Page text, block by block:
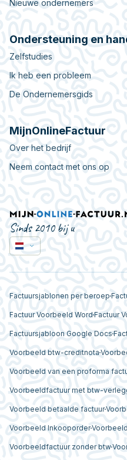
Nieuwe ondernemers
Ondersteuning en
Zelfstudies
Ik heb een probleem
De Ondernemersgids
MijnOnlineFactuur
Over het bedrijf
Neem contact met ons op
Sinds 2010 bij u
Factuursjablonen per beroep
Factuur Voorbeeld Word Factuur
Factuursjabloon Google Docs
Voorbeeld btw-creditnota
Voorbeeld van een proforma
Voorbeeldfactuur met btw-
Voorbeeld betaalde factuur
Voorbeeld Inkooporder
Voorbeeldfactuur zonder btw